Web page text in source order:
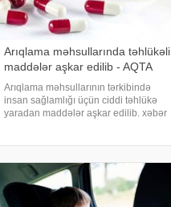
Arıqlama məhsullarında təhlükəli
maddələr aşkar edilib - AQTA
Arıqlama məhsullarının tərkibində
insan sağlamlığı üçün ciddi təhlükə
yaradan maddələr aşkar edilib. xəbər
şöbəsinin müdir